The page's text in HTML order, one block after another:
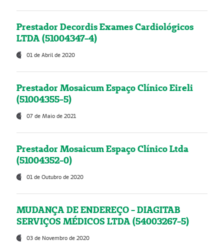
Prestador Decordis Exames Cardiológicos
LTDA (51004347-4)
01 de Abril de 2020
Prestador Mosaicum Espaço Clínico Eireli
(51004355-5)
07 de Maio de 2021
Prestador Mosaicum Espaço Clínico Ltda
(51004352-0)
01 de Outubro de 2020
MUDANÇA DE ENDEREÇO - DIAGITAB
SERVIÇOS MÉDICOS LTDA (54003267-5)
03 de Novembro de 2020